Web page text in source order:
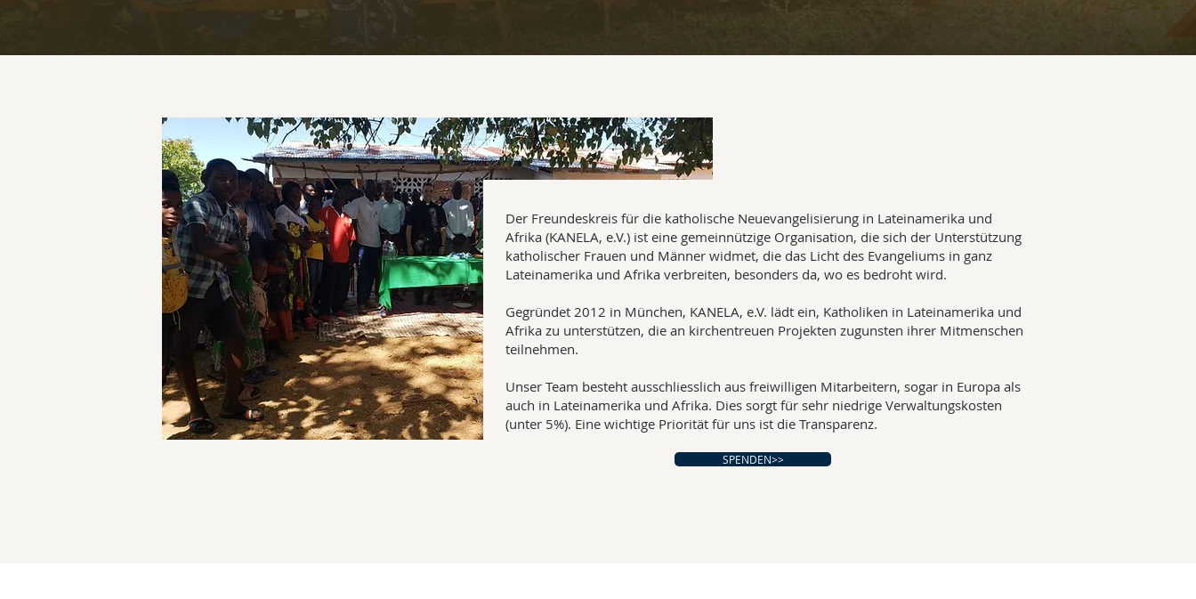
Der Freundeskreis für die katholische Neuevangelisierung in Lateinamerika und
Afrika (KANELA, e.V.) ist eine gemeinnützige Organisation, die sich der Unterstützung
katholischer Frauen und Männer widmet, die das Licht des Evangeliums in ganz
Lateinamerika und Afrika verbreiten, besonders da, wo es bedroht wird.
Gegründet 2012 in München, KANELA, e.V. lädt ein, Katholiken in Lateinamerika und
Afrika zu unterstützen, die an kirchentreuen Projekten zugunsten ihrer Mitmenschen
teilnehmen. ​
Unser Team besteht ausschliesslich aus freiwilligen Mitarbeitern, sogar in Europa als
auch in Lateinamerika und Afrika. Dies sorgt für sehr niedrige Verwaltungskosten
(unter 5%). Eine wichtige Priorität für uns ist die Transparenz.
SPENDEN>>